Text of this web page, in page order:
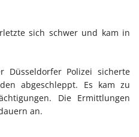
sich schwer und kam in
Düsseldorfer Polizei sicherte
abgeschleppt. Es kam zu
Die Ermittlungen
an.